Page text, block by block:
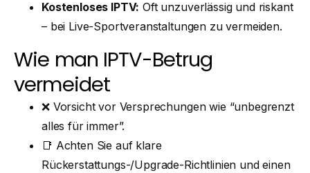
Kostenloses IPTV: Oft unzuverlässig und riskant
– bei Live-Sportveranstaltungen zu vermeiden.
Wie man IPTV-Betrug
vermeidet
❌ Vorsicht vor Versprechungen wie “unbegrenzt
alles für immer”.
📑 Achten Sie auf klare
Rückerstattungs-/Upgrade-Richtlinien und einen